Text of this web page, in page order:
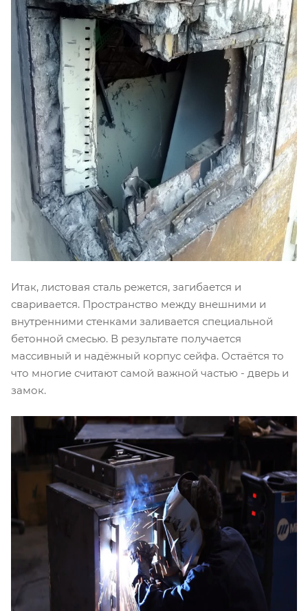
Итак, листовая сталь режется, загибается и
сваривается. Пространство между внешними и
внутренними стенками заливается специальной
бетонной смесью. В результате получается
массивный и надёжный корпус сейфа. Остаётся то
что многие считают самой важной частью - дверь и
замок.